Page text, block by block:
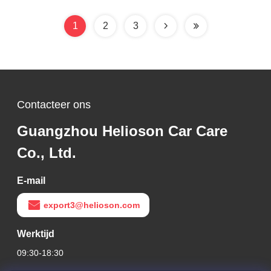
1 2 3
Contacteer ons
Guangzhou Helioson Car Care
Co., Ltd.
E-mail
export3@helioson.com
Werktijd
09:30-18:30